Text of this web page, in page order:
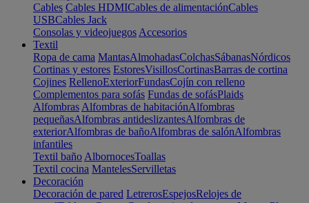
Cables Cables HDMICables de alimentaciónCables
USBCables Jack
Consolas y videojuegos Accesorios
Textil
Ropa de cama MantasAlmohadasColchasSábanasNórdicos
Cortinas y estores EstoresVisillosCortinasBarras de cortina
Cojines RellenoExteriorFundasCojín con relleno
Complementos para sofás Fundas de sofásPlaids
Alfombras Alfombras de habitaciónAlfombras
pequeñasAlfombras antideslizantesAlfombras de
exteriorAlfombras de bañoAlfombras de salónAlfombras
infantiles
Textil baño AlbornocesToallas
Textil cocina MantelesServilletas
Decoración
Decoración de pared LetrerosEspejosRelojes de